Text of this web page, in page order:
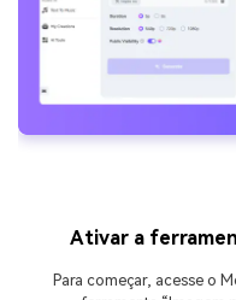
Ativar a
Para começar, acesse o